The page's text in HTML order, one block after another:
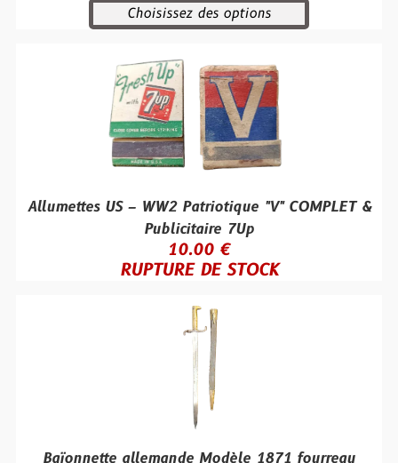
Choisissez des options
Allumettes US – WW2 Patriotique "V" COMPLET &
Publicitaire 7Up
10.00 €
RUPTURE DE STOCK
Baïonnette allemande Modèle 1871 fourreau